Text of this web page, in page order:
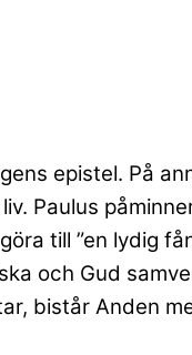
epistel. På
Paulus
till ”en lydig
och Gud
bistår Anden